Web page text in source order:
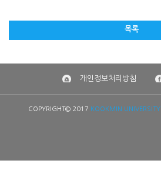
목록
개인정보처리방침
COPYRIGHT© 2017 KOOKMIN UNIVERSITY.